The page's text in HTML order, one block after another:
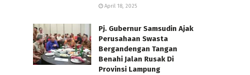
April 18, 2025
Pj. Gubernur Samsudin Ajak
Perusahaan Swasta
Bergandengan Tangan
Benahi Jalan Rusak Di
Provinsi Lampung